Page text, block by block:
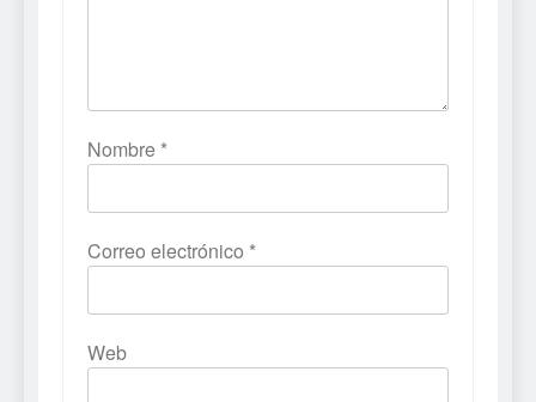
Nombre *
Correo electrónico *
Web